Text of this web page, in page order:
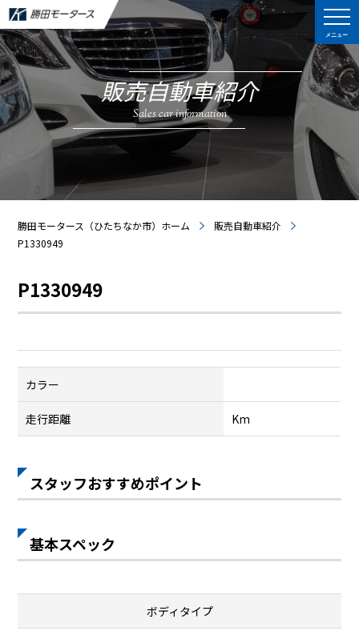
メニュー
販売自動車紹介
Sales car information
勝田モータース（ひたちなか市）ホーム
販売自動車紹介
P1330949
P1330949
カラー
走行距離 Km
スタッフおすすめポイント
基本スペック
ボディタイプ